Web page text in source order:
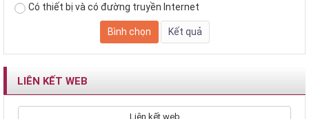
Có thiết bị và có đường truyền Internet
LIÊN KẾT WEB
Liên kết web